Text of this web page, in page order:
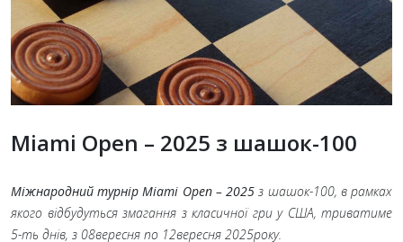
Miami Open – 2025 з шашок-100
Міжнародний турнір Miami Open – 2025 з шашок-100, в рамках
якого відбудуться змагання з класичної гри у США, триватиме
5-ть днів, з 08вересня по 12вересня 2025року.